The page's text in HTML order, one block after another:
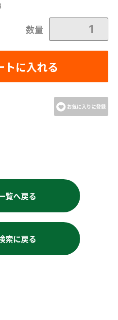
数量
トに入れる
加しました。
お気に入りに登録
覧へ戻る
索に戻る